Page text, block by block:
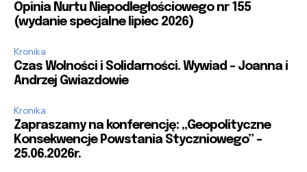
Opinia Nurtu Niepodległościowego nr 155
(wydanie specjalne lipiec 2026)
Kronika
Czas Wolności i Solidarności. Wywiad – Joanna i
Andrzej Gwiazdowie
Kronika
Zapraszamy na konferencję: „Geopolityczne
Konsekwencje Powstania Styczniowego” –
25.06.2026r.